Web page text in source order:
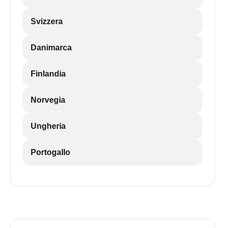
Svizzera
Danimarca
Finlandia
Norvegia
Ungheria
Portogallo